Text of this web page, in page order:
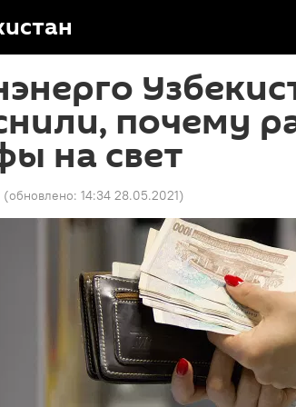
почему
на свет
(обновлено: 14:34 28.05.2021)